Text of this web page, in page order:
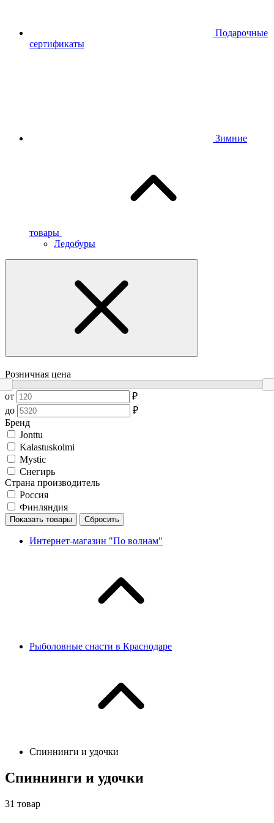
Подарочные
сертификаты
Зимние
товары
Ледобуры
Розничная цена
от
₽
до
₽
Бренд
Jonttu
Kalastuskolmi
Mystic
Снегирь
Страна производитель
Россия
Финляндия
Показать товары Сбросить
Интернет-магазин "По волнам"
Рыболовные снасти в Краснодаре
Спиннинги и удочки
Спиннинги и удочки
31 товар